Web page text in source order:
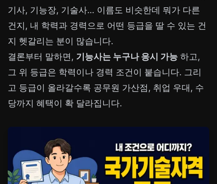
기사, 기능장, 기술사… 이름도 비슷한데 뭐가 다른
건지, 내 학력과 경력으로 어떤 등급을 딸 수 있는 건
지 헷갈리는 분이 많습니다.
결론부터 말하면, 기능사는 누구나 응시 가능 하고,
그 위 등급은 학력이나 경력 조건이 붙습니다. 그리
고 등급이 올라갈수록 공무원 가산점, 취업 우대, 수
당까지 혜택이 확 달라집니다.